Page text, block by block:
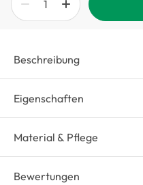
Beschreibung
Eigenschaften
Material & Pflege
Bewertungen